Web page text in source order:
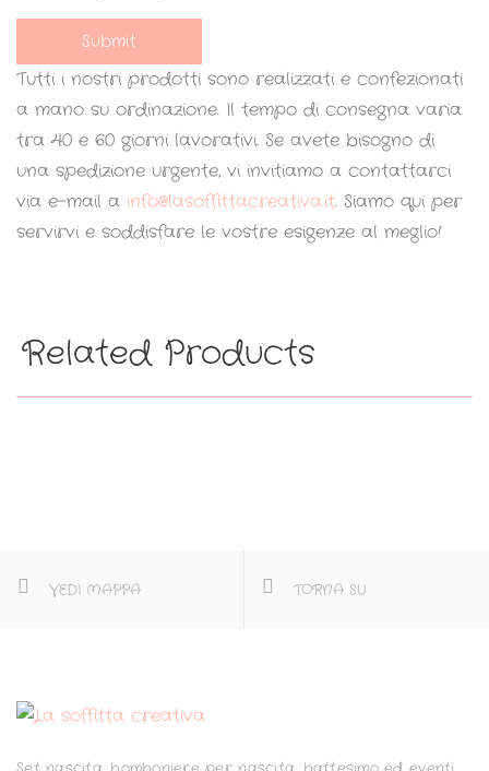
Tutti i nostri prodotti sono realizzati e confezionati
a mano su ordinazione. Il tempo di consegna varia
tra 40 e 60 giorni lavorativi. Se avete bisogno di
una spedizione urgente, vi invitiamo a contattarci
via e-mail a info@lasoffittacreativa.it. Siamo qui per
servirvi e soddisfare le vostre esigenze al meglio!
Related Products
VEDI MAPPA TORNA SU